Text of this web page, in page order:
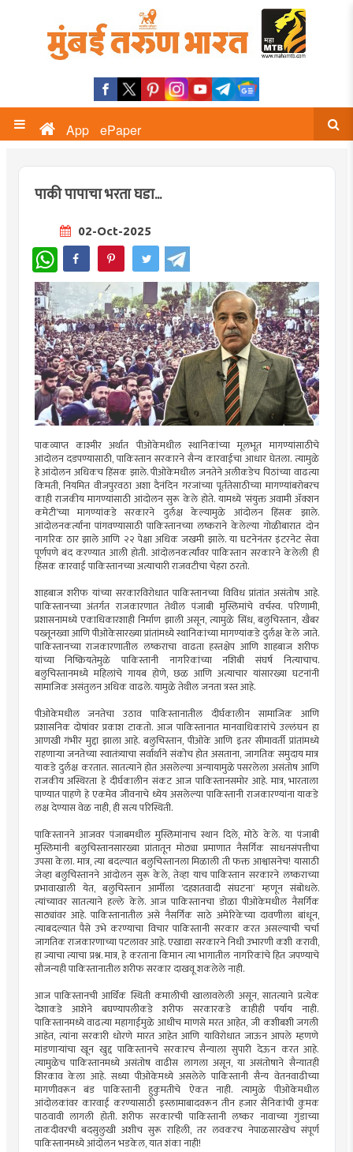
App ePaper
पाकी पापाचा भरता घडा...
02-Oct-2025
WhatsApp
पाकव्याप्त काश्मीर अर्थात पीओकेमधील स्थानिकांच्या मूलभूत मागण्यांसाठीचे
आंदोलन दडपण्यासाठी, पाकिस्तान सरकारने सैन्य कारवाईचा आधार घेतला. त्यामुळे
हे आंदोलन अधिकच हिंसक झाले. पीओकेमधील जनतेने अलीकडेच पिठांच्या वाढत्या
किमती, नियमित वीजपुरवठा अशा दैनंदिन गरजांच्या पूर्ततेसाठीच्या मागण्यांबरोबरच
काही राजकीय मागण्यांसाठी आंदोलन सुरू केले होते. यामध्ये ‘संयुक्त अवामी अ‍ॅक्शन
कमेटी’च्या मागण्यांकडे सरकारने दुर्लक्ष केल्यामुळे आंदोलन हिंसक झाले.
आंदोलनकर्त्यांना पांगवण्यासाठी पाकिस्तानच्या लष्कराने केलेल्या गोळीबारात दोन
नागरिक ठार झाले आणि २२ पेक्षा अधिक जखमी झाले. या घटनेनंतर इंटरनेट सेवा
पूर्णपणे बंद करण्यात आली होती. आंदोलनकर्त्यांवर पाकिस्तान सरकारने केलेली ही
हिंसक कारवाई पाकिस्तानच्या अत्याचारी राजवटीचा चेहरा ठरतो.
शाहबाज शरीफ यांच्या सरकारविरोधात पाकिस्तानच्या विविध प्रांतांत असंतोष आहे.
पाकिस्तानच्या अंतर्गत राजकारणात तेथील पंजाबी मुस्लिमांचे वर्चस्व. परिणामी,
प्रशासनामध्ये एकाधिकारशाही निर्माण झाली असून, त्यामुळे सिंध, बलुचिस्तान, खैबर
पख्तूनख्वा आणि पीओकेसारख्या प्रांतांमध्ये स्थानिकांच्या मागण्यांकडे दुर्लक्ष केले जाते.
पाकिस्तानच्या राजकारणातील लष्कराचा वाढता हस्तक्षेप आणि शाहबाज शरीफ
यांच्या निष्क्रियतेमुळे पाकिस्तानी नागरिकांच्या नशिबी संघर्ष नित्याचाच.
बलुचिस्तानमध्ये महिलांचे गायब होणे, छळ आणि अत्याचार यांसारख्या घटनांनी
सामाजिक असंतुलन अधिक वाढले. यामुळे तेथील जनता त्रस्त आहे.
पीओकेमधील जनतेचा उठाव पाकिस्तानातील दीर्घकालीन सामाजिक आणि
प्रशासनिक दोषांवर प्रकाश टाकतो. आज पाकिस्तानात मानवाधिकारांचे उल्लंघन हा
आणखी गंभीर मुद्दा झाला आहे. बलुचिस्तान, पीओके आणि इतर सीमावर्ती प्रांतांमध्ये
राहणार्‍या जनतेच्या स्वातंत्र्याचा सर्वार्थाने संकोच होत असताना, जागतिक समुदाय मात्र
याकडे दुर्लक्ष करतात. सातत्याने होत असलेल्या अन्यायामुळे पसरलेला असंतोष आणि
राजकीय अस्थिरता हे दीर्घकालीन संकट आज पाकिस्तानसमोर आहे. मात्र, भारताला
पाण्यात पाहणे हे एकमेव जीवनाचे ध्येय असलेल्या पाकिस्तानी राजकारण्यांना याकडे
लक्ष देण्यास वेळ नाही, ही सत्य परिस्थिती.
पाकिस्तानने आजवर पंजाबमधील मुस्लिमांनाच स्थान दिले, मोठे केले. या पंजाबी
मुस्लिमांनी बलुचिस्तानसारख्या प्रांतातून मोठ्या प्रमाणात नैसर्गिक साधनसंपत्तीचा
उपसा केला. मात्र, त्या बदल्यात बलुचिस्तानला मिळाली ती फक्त आश्वासनेच! यासाठी
जेव्हा बलुचिस्तानने आंदोलन सुरू केले, तेव्हा याच पाकिस्तान सरकारने लष्कराच्या
प्रभावाखाली येत, बलुचिस्तान आर्मीला ‘दहशतवादी संघटना’ म्हणून संबोधले.
त्यांच्यावर सातत्याने हल्ले केले. आज पाकिस्तानचा डोळा पीओकेमधील नैसर्गिक
साठ्यांवर आहे. पाकिस्तानातील असे नैसर्गिक साठे अमेरिकेच्या दावणीला बांधून,
त्याबदल्यात पैसे उभे करण्याचा विचार पाकिस्तानी सरकार करत असल्याची चर्चा
जागतिक राजकारणाच्या पटलावर आहे. एखाद्या सरकारने निधी उभारणी कशी करावी,
हा ज्याचा त्याचा प्रश्न. मात्र, हे करताना किमान त्या भागातील नागरिकांचे हित जपण्याचे
सौजन्यही पाकिस्तानातील शरीफ सरकार दाखवू शकलेले नाही.
आज पाकिस्तानची आर्थिक स्थिती कमालीची खालावलेली असून, सातत्याने प्रत्येक
देशाकडे आशेने बघण्यापलीकडे शरीफ सरकारकडे काहीही पर्याय नाही.
पाकिस्तानमध्ये वाढत्या महागाईमुळे आधीच माणसे मरत आहेत, जी कशीबशी जगली
आहेत, त्यांना सरकारी धोरणे मारत आहेत आणि याविरोधात जाऊन आपले म्हणणे
मांडणार्‍यांचा खून खुद्द पाकिस्तानचे सरकारच सैन्याला सुपारी देऊन करत आहे.
त्यामुळेच पाकिस्तानमध्ये असंतोष वाढीस लागला असून, या असंतोषाने सैन्यातही
शिरकाव केला आहे. सध्या पीओकेमध्ये असलेले पाकिस्तानी सैन्य वेतनवाढीच्या
मागणीवरून बंड पाकिस्तानी हुकुमतीचे ऐकत नाही. त्यामुळे पीओकेमधील
आंदोलकांवर कारवाई करण्यासाठी इस्लामाबादवरून तीन हजार सैनिकांची कुमक
पाठवावी लागली होती. शरीफ सरकारची पाकिस्तानी लष्कर नावाच्या गुंडाच्या
ताकदीवरची बदसुलुखी अशीच सुरू राहिली, तर लवकरच नेपाळसारखेच संपूर्ण
पाकिस्तानमध्ये आंदोलन भडकेल, यात शंका नाही!